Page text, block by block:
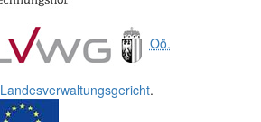
Oö.
Landesverwaltungsgericht.